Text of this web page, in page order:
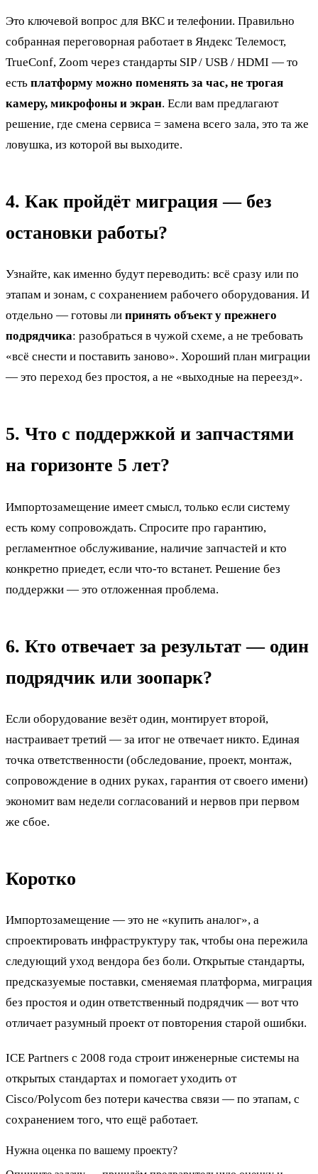
Это ключевой вопрос для ВКС и телефонии. Правильно
собранная переговорная работает в Яндекс Телемост,
TrueConf, Zoom через стандарты SIP / USB / HDMI — то
есть платформу можно поменять за час, не трогая
камеру, микрофоны и экран. Если вам предлагают
решение, где смена сервиса = замена всего зала, это та же
ловушка, из которой вы выходите.
4. Как пройдёт миграция — без
остановки работы?
Узнайте, как именно будут переводить: всё сразу или по
этапам и зонам, с сохранением рабочего оборудования. И
отдельно — готовы ли принять объект у прежнего
подрядчика: разобраться в чужой схеме, а не требовать
«всё снести и поставить заново». Хороший план миграции
— это переход без простоя, а не «выходные на переезд».
5. Что с поддержкой и запчастями
на горизонте 5 лет?
Импортозамещение имеет смысл, только если систему
есть кому сопровождать. Спросите про гарантию,
регламентное обслуживание, наличие запчастей и кто
конкретно приедет, если что-то встанет. Решение без
поддержки — это отложенная проблема.
6. Кто отвечает за результат — один
подрядчик или зоопарк?
Если оборудование везёт один, монтирует второй,
настраивает третий — за итог не отвечает никто. Единая
точка ответственности (обследование, проект, монтаж,
сопровождение в одних руках, гарантия от своего имени)
экономит вам недели согласований и нервов при первом
же сбое.
Коротко
Импортозамещение — это не «купить аналог», а
спроектировать инфраструктуру так, чтобы она пережила
следующий уход вендора без боли. Открытые стандарты,
предсказуемые поставки, сменяемая платформа, миграция
без простоя и один ответственный подрядчик — вот что
отличает разумный проект от повторения старой ошибки.
ICE Partners с 2008 года строит инженерные системы на
открытых стандартах и помогает уходить от
Cisco/Polycom без потери качества связи — по этапам, с
сохранением того, что ещё работает.
Нужна оценка по вашему проекту?